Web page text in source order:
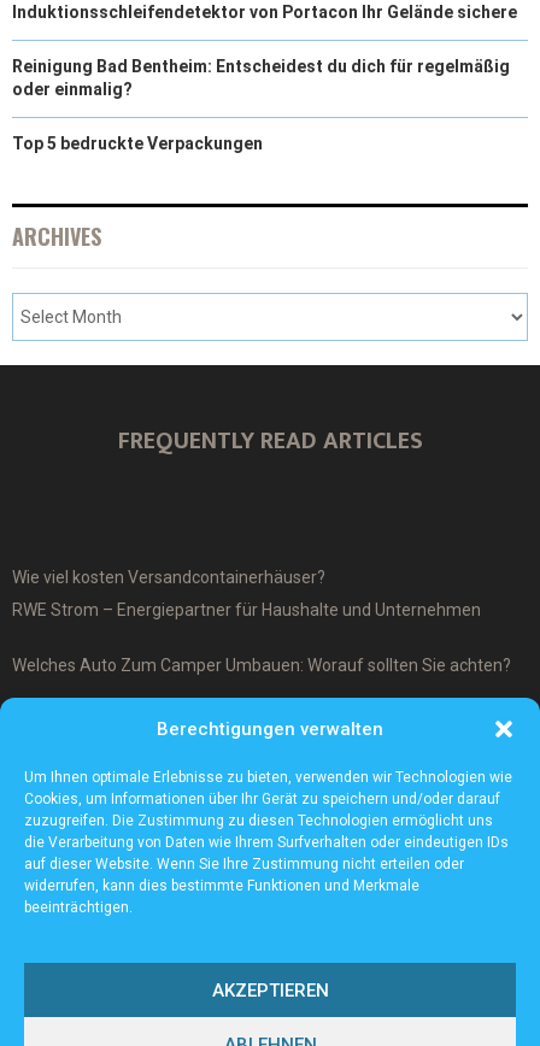
Berechtigungen verwalten
Um Ihnen optimale Erlebnisse zu bieten, verwenden wir Technologien wie
Cookies, um Informationen über Ihr Gerät zu speichern und/oder darauf
zuzugreifen. Die Zustimmung zu diesen Technologien ermöglicht uns
die Verarbeitung von Daten wie Ihrem Surfverhalten oder eindeutigen IDs
auf dieser Website. Wenn Sie Ihre Zustimmung nicht erteilen oder
widerrufen, kann dies bestimmte Funktionen und Merkmale
beeinträchtigen.
AKZEPTIEREN
Induktionsschleifendetektor von Portacon Ihr Gelände sichere
Reinigung Bad Bentheim: Entscheidest du dich für regelmäßig
oder einmalig?
Top 5 bedruckte Verpackungen
ARCHIVES
FREQUENTLY READ ARTICLES
Wie viel kosten Versandcontainerhäuser?
RWE Strom – Energiepartner für Haushalte und Unternehmen
Welches Auto Zum Camper Umbauen: Worauf sollten Sie achten?
Was ist ein Cover-Up Tattoo?
Was macht ein Architekturmodellbauer?